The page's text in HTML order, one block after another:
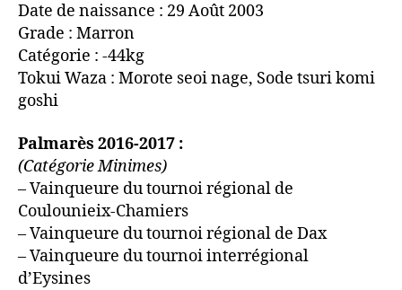
Date de naissance : 29 Août 2003
Grade : Marron
Catégorie : -44kg
Tokui Waza : Morote seoi nage, Sode tsuri komi
goshi
Palmarès 2016-2017 :
(Catégorie Minimes)
– Vainqueure du tournoi régional de
Coulounieix-Chamiers
– Vainqueure du tournoi régional de Dax
– Vainqueure du tournoi interrégional
d’Eysines